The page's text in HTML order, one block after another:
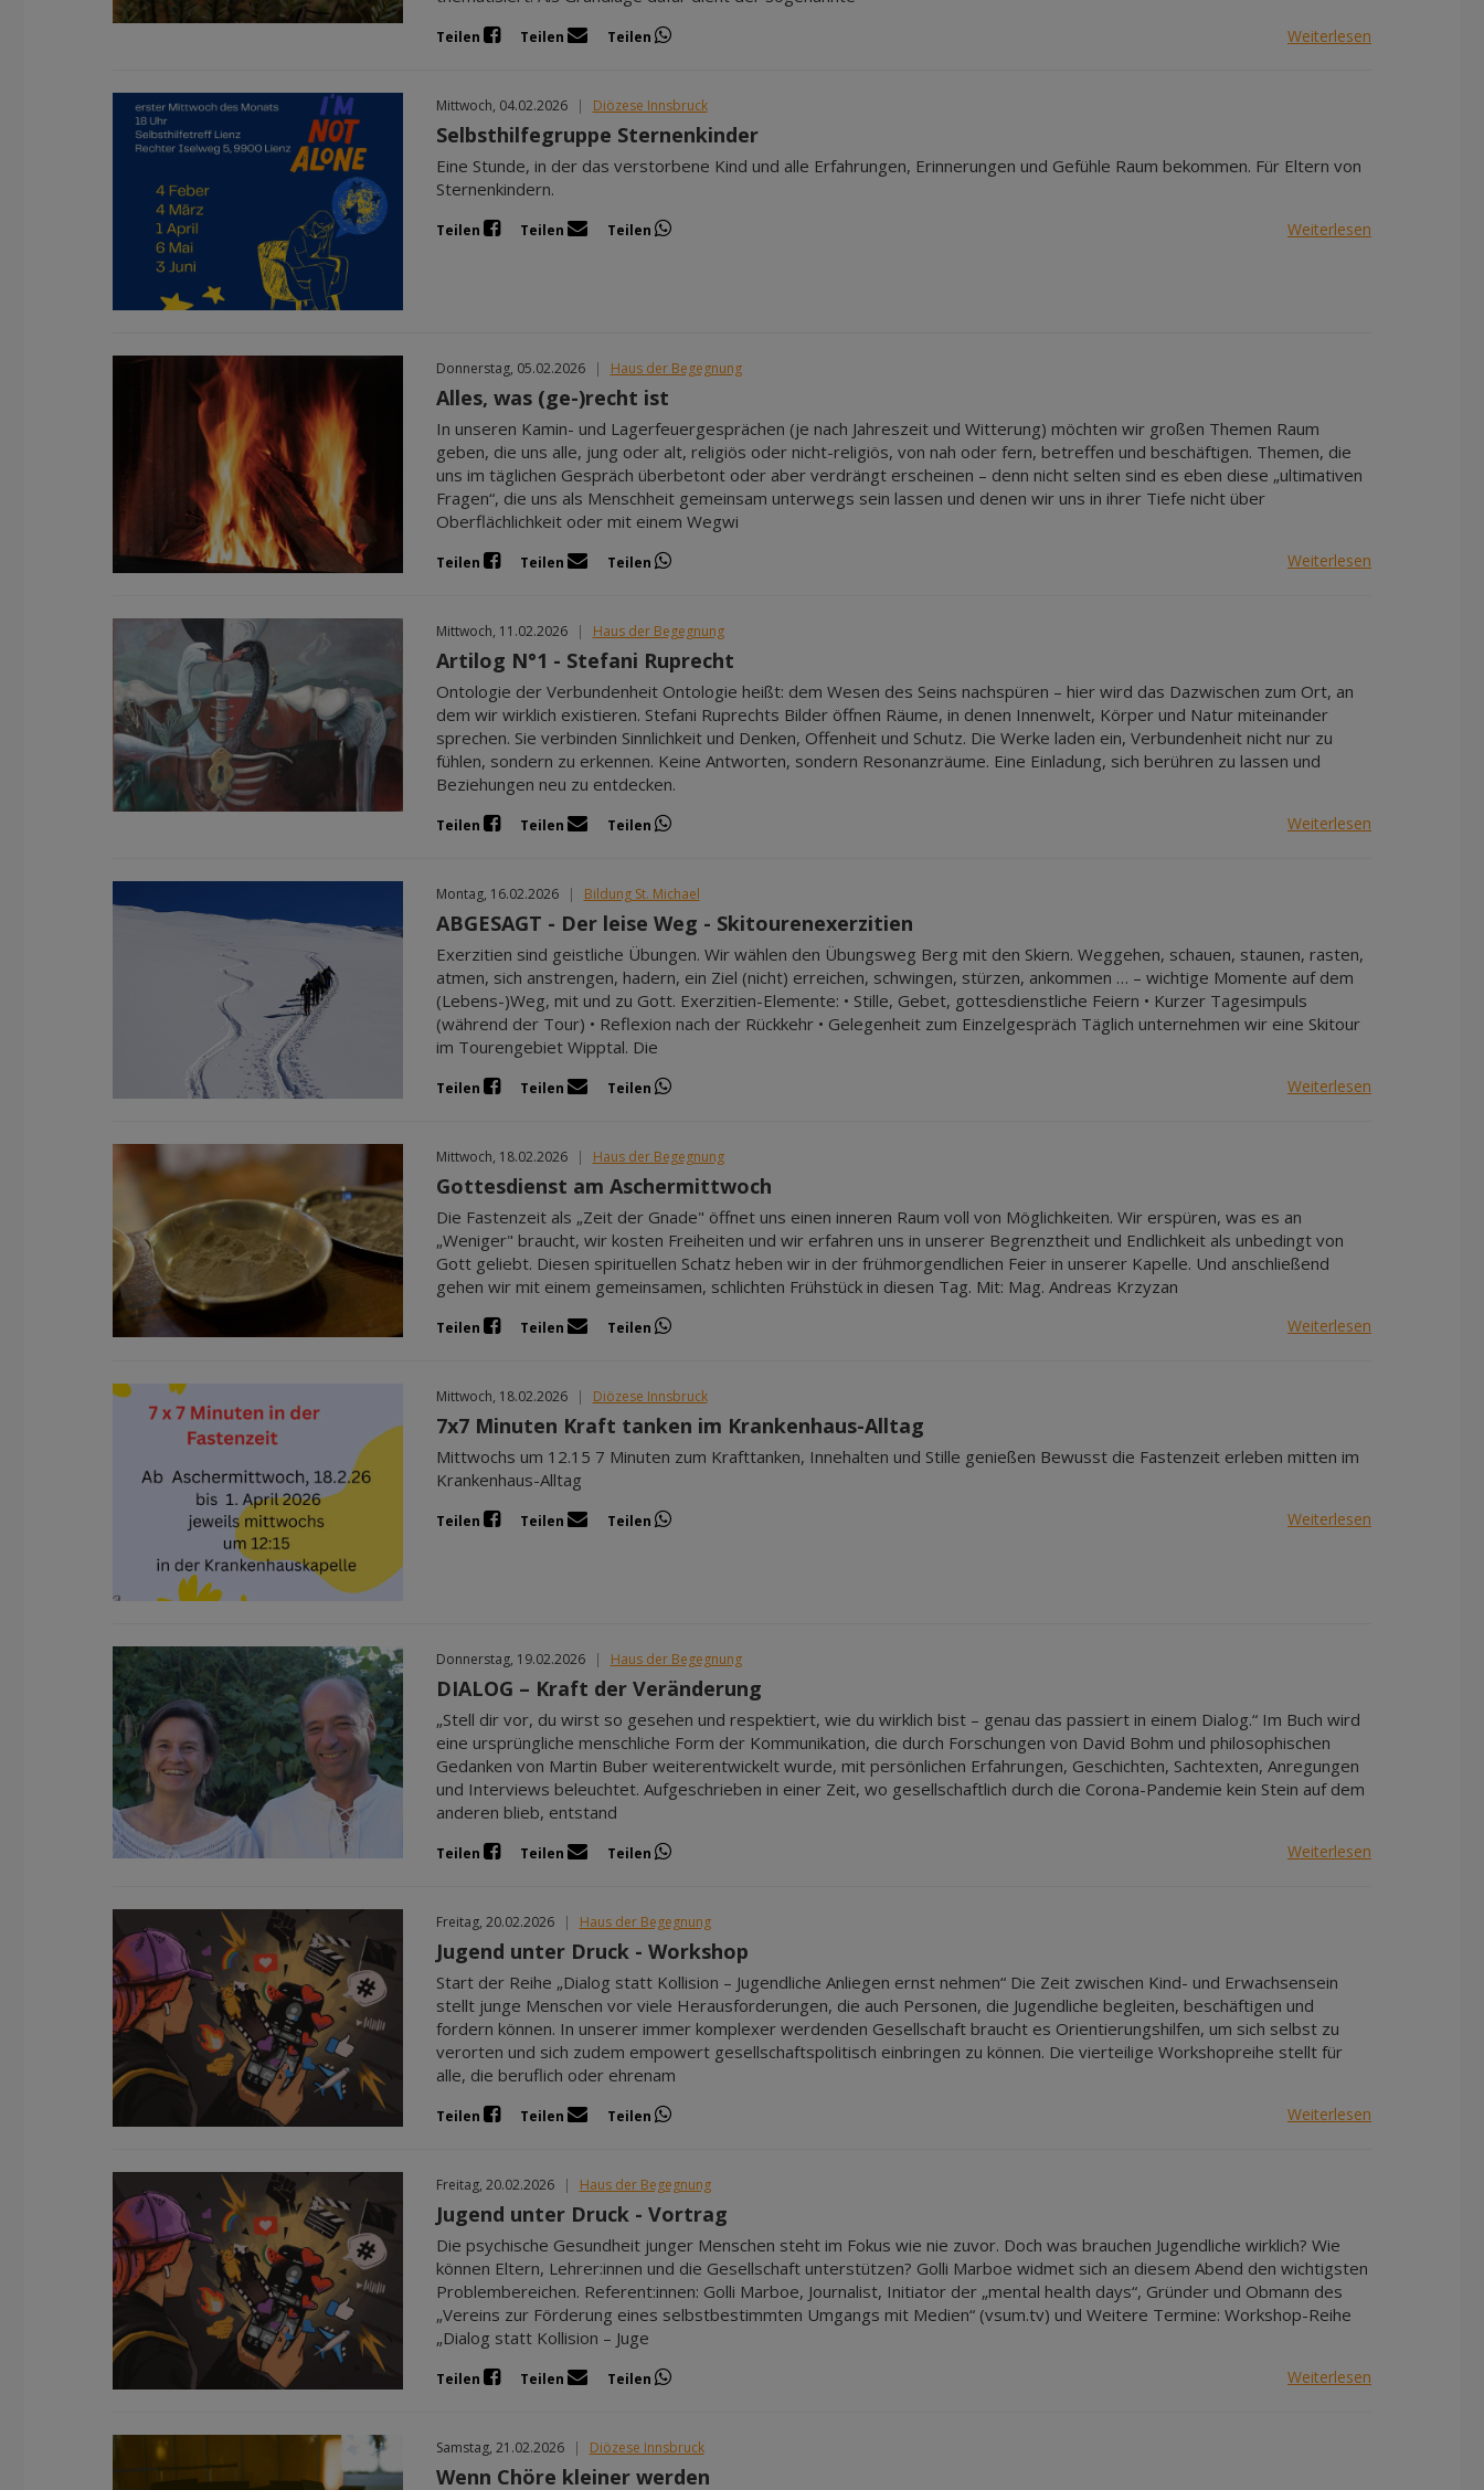
Teilen Teilen Teilen Weiterlesen
Mittwoch, 04.02.2026 | Diözese Innsbruck
Selbsthilfegruppe Sternenkinder
Eine Stunde, in der das verstorbene Kind und alle Erfahrungen, Erinnerungen und Gefühle Raum bekommen. Für Eltern von
Sternenkindern.
Teilen Teilen Teilen Weiterlesen
Donnerstag, 05.02.2026 | Haus der Begegnung
Alles, was (ge-)recht ist
In unseren Kamin- und Lagerfeuergesprächen (je nach Jahreszeit und Witterung) möchten wir großen Themen Raum
geben, die uns alle, jung oder alt, religiös oder nicht-religiös, von nah oder fern, betreffen und beschäftigen. Themen, die
uns im täglichen Gespräch überbetont oder aber verdrängt erscheinen – denn nicht selten sind es eben diese „ultimativen
Fragen“, die uns als Menschheit gemeinsam unterwegs sein lassen und denen wir uns in ihrer Tiefe nicht über
Oberflächlichkeit oder mit einem Wegwi
Teilen Teilen Teilen Weiterlesen
Mittwoch, 11.02.2026 | Haus der Begegnung
Artilog N°1 - Stefani Ruprecht
Ontologie der Verbundenheit Ontologie heißt: dem Wesen des Seins nachspüren – hier wird das Dazwischen zum Ort, an
dem wir wirklich existieren. Stefani Ruprechts Bilder öffnen Räume, in denen Innenwelt, Körper und Natur miteinander
sprechen. Sie verbinden Sinnlichkeit und Denken, Offenheit und Schutz. Die Werke laden ein, Verbundenheit nicht nur zu
fühlen, sondern zu erkennen. Keine Antworten, sondern Resonanzräume. Eine Einladung, sich berühren zu lassen und
Beziehungen neu zu entdecken.
Teilen Teilen Teilen Weiterlesen
Montag, 16.02.2026 | Bildung St. Michael
ABGESAGT - Der leise Weg - Skitourenexerzitien
Exerzitien sind geistliche Übungen. Wir wählen den Übungsweg Berg mit den Skiern. Weggehen, schauen, staunen, rasten,
atmen, sich anstrengen, hadern, ein Ziel (nicht) erreichen, schwingen, stürzen, ankommen … – wichtige Momente auf dem
(Lebens-)Weg, mit und zu Gott. Exerzitien-Elemente: • Stille, Gebet, gottesdienstliche Feiern • Kurzer Tagesimpuls
(während der Tour) • Reflexion nach der Rückkehr • Gelegenheit zum Einzelgespräch Täglich unternehmen wir eine Skitour
im Tourengebiet Wipptal. Die
Teilen Teilen Teilen Weiterlesen
Mittwoch, 18.02.2026 | Haus der Begegnung
Gottesdienst am Aschermittwoch
Die Fastenzeit als „Zeit der Gnade" öffnet uns einen inneren Raum voll von Möglichkeiten. Wir erspüren, was es an
„Weniger" braucht, wir kosten Freiheiten und wir erfahren uns in unserer Begrenztheit und Endlichkeit als unbedingt von
Gott geliebt. Diesen spirituellen Schatz heben wir in der frühmorgendlichen Feier in unserer Kapelle. Und anschließend
gehen wir mit einem gemeinsamen, schlichten Frühstück in diesen Tag. Mit: Mag. Andreas Krzyzan
Teilen Teilen Teilen Weiterlesen
Mittwoch, 18.02.2026 | Diözese Innsbruck
7x7 Minuten Kraft tanken im Krankenhaus-Alltag
Mittwochs um 12.15 7 Minuten zum Krafttanken, Innehalten und Stille genießen Bewusst die Fastenzeit erleben mitten im
Krankenhaus-Alltag
Teilen Teilen Teilen Weiterlesen
Donnerstag, 19.02.2026 | Haus der Begegnung
DIALOG – Kraft der Veränderung
„Stell dir vor, du wirst so gesehen und respektiert, wie du wirklich bist – genau das passiert in einem Dialog.“ Im Buch wird
eine ursprüngliche menschliche Form der Kommunikation, die durch Forschungen von David Bohm und philosophischen
Gedanken von Martin Buber weiterentwickelt wurde, mit persönlichen Erfahrungen, Geschichten, Sachtexten, Anregungen
und Interviews beleuchtet. Aufgeschrieben in einer Zeit, wo gesellschaftlich durch die Corona-Pandemie kein Stein auf dem
anderen blieb, entstand
Teilen Teilen Teilen Weiterlesen
Freitag, 20.02.2026 | Haus der Begegnung
Jugend unter Druck - Workshop
Start der Reihe „Dialog statt Kollision – Jugendliche Anliegen ernst nehmen“ Die Zeit zwischen Kind- und Erwachsensein
stellt junge Menschen vor viele Herausforderungen, die auch Personen, die Jugendliche begleiten, beschäftigen und
fordern können. In unserer immer komplexer werdenden Gesellschaft braucht es Orientierungshilfen, um sich selbst zu
verorten und sich zudem empowert gesellschaftspolitisch einbringen zu können. Die vierteilige Workshopreihe stellt für
alle, die beruflich oder ehrenam
Teilen Teilen Teilen Weiterlesen
Freitag, 20.02.2026 | Haus der Begegnung
Jugend unter Druck - Vortrag
Die psychische Gesundheit junger Menschen steht im Fokus wie nie zuvor. Doch was brauchen Jugendliche wirklich? Wie
können Eltern, Lehrer:innen und die Gesellschaft unterstützen? Golli Marboe widmet sich an diesem Abend den wichtigsten
Problembereichen. Referent:innen: Golli Marboe, Journalist, Initiator der „mental health days“, Gründer und Obmann des
„Vereins zur Förderung eines selbstbestimmten Umgangs mit Medien“ (vsum.tv) und Weitere Termine: Workshop-Reihe
„Dialog statt Kollision – Juge
Teilen Teilen Teilen Weiterlesen
Samstag, 21.02.2026 | Diözese Innsbruck
Wenn Chöre kleiner werden